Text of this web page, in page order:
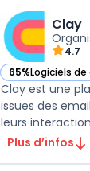
Clay
4.7
65%Logiciels
— voir Clay
Clay est une
issues des
leurs
Plus d’infos